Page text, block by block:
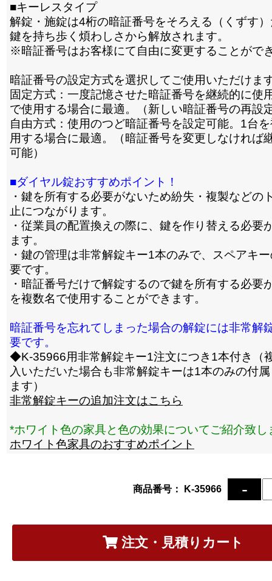
■キーレスタイプ
解錠・施錠は4桁の暗証番号をそろえる（くずす
鍵を持ち歩く煩わしさから解放されます。
※暗証番号はお客様にて自由に変更することがで
暗証番号の設定方式を選択してご使用いただけま
固定方式：一度記憶させた暗証番号を継続的に使
で使用する場合に最適。（新しい暗証番号の再設
自由方式：使用のつど暗証番号を設定可能。1台
用する場合に最適。（暗証番号を変更しなければ
可能）
■ダイヤル錠おすすめポイント！
・鍵を所有する必要がないため紛失・複製などの
止につながります。
・従業員の配置換えの際に、鍵を作り替える必要
ます。
・鍵の管理は非常解錠キー1本のみで、スペアキ
要です。
・暗証番号だけで解錠するので鍵を所有する必要
を複数名で使用することができます。
暗証番号を忘れてしまった場合の解錠には非常解
要です。
◆K-35966用非常解錠キー1注文につき1本付き（
入いただいた場合も非常解錠キーは1本のみの付
ます）
非常解錠キーの追加注文はこちら
*ホワイト色の家具と色の効果についてご紹介致し
ホワイト色家具のおすすめポイント
商品番号： K-35966
注文・見積りカート